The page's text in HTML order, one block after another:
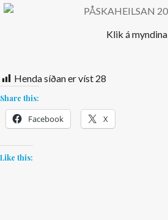
Klik á myndina
Henda síðan er víst 28
Share this:
Facebook X
Like this: